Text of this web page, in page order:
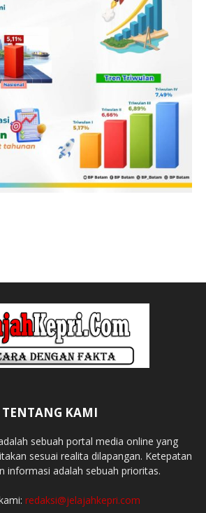
TENTANG KAMI
sebuah portal media online yang
sesuai realita dilapangan. Ketepatan
informasi adalah sebuah prioritas.
redaksi@jelajahkepri.com